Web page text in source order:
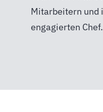
engagierten Chef.